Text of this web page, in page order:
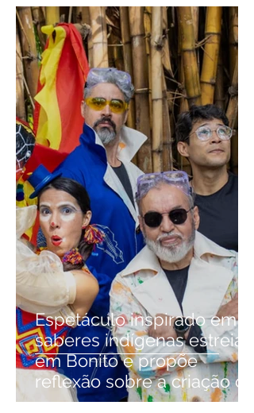
Espetáculo inspirado em
saberes indígenas estreia
em Bonito e propõe
reflexão sobre a criação do
mundo